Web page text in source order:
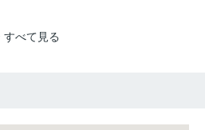
すべて見る